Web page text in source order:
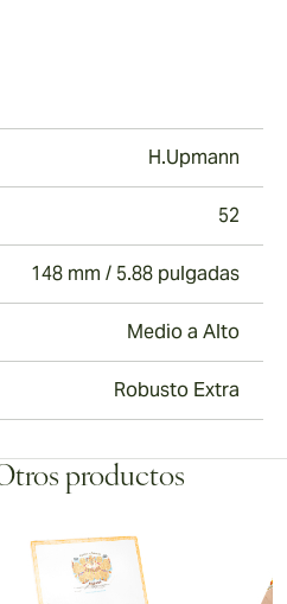
H.Upmann
52
148 mm / 5.88 pulgadas
Medio a Alto
Robusto Extra
productos